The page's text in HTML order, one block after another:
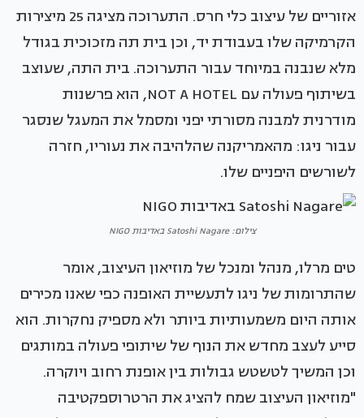
אזוריים של עיצוב כלי חרס. התערוכה מציגה 25 מיצירות
הקרמיקה שלו בעבודת יד, וכן בית תה מזכוכית בגודל
מלא שנבנה במיוחד עבור התערוכה. בית התה, שעוצב
בשיתוף פעולה עם NOT A HOTEL, הוא פרשנות
מודרנית למבנה מסורתי יפני ומסמל את המעגל שנסגר
עבור ניגו: מהאמריקנה שהלהיבה את נעוריו, חזרה
לשורשים היפניים שלו.
צילום: Satoshi Nagare באדיבות NIGO
טים מרלו, מנהל ומנכל של מוזיאון העיצוב, אומר
שהתרומות של ניגו לתעשיית האופנה כפי שאנו מכירים
אותה היום משמעותיות ביותר ולא מספיק נחקרות. הוא
סייע לעצב מחדש את הנוף של שיתופי פעולה במותגים
וכן המשיך לטשטש גבולות בין אופנת רחוב ויוקרה.
"מוזיאון העיצוב שמח להציג את הרטרוספקטיבה